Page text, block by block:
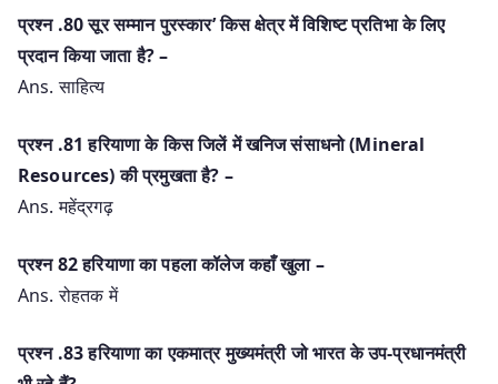
प्रश्‍न .80 सूर सम्मान पुरस्कार’ किस क्षेत्र में विशिष्ट प्रतिभा के लिए
प्रदान किया जाता है? –
Ans. साहित्य
प्रश्‍न .81 हरियाणा के किस जिलें में खनिज संसाधनो (Mineral
Resources) की प्रमुखता है? –
Ans. महेंद्रगढ़
प्रश्‍न 82 हरियाणा का पहला कॉलेज कहाँ खुला –
Ans. रोहतक में
प्रश्‍न .83 हरियाणा का एकमात्र मुख्यमंत्री जो भारत के उप-प्रधानमंत्री